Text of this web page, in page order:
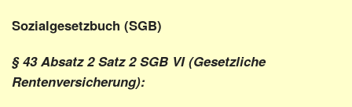
Sozialgesetzbuch (SGB)
§ 43 Absatz 2 Satz 2 SGB VI (Gesetzliche
Rentenversicherung):